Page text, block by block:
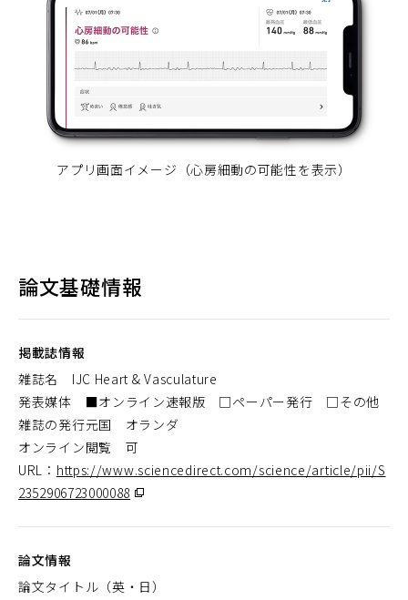
アプリ画面イメージ（心房細動の可能性を表示）
論文基礎情報
掲載誌情報
雑誌名 IJC Heart & Vasculature
発表媒体 ■オンライン速報版 □ペーパー発行 □その他
雑誌の発行元国 オランダ
オンライン閲覧 可
URL： https://www.sciencedirect.com/science/article/pii/S
2352906723000088 （別
ド
論文情報
論文タイトル（英・日）